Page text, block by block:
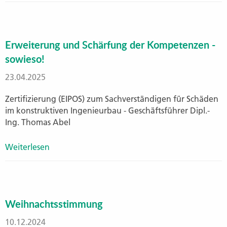
Erweiterung und Schärfung der Kompetenzen -
sowieso!
23.04.2025
Zertifizierung (EIPOS) zum Sachverständigen für Schäden
im konstruktiven Ingenieurbau - Geschäftsführer Dipl.-
Ing. Thomas Abel
Weiterlesen
Weihnachtsstimmung
10.12.2024